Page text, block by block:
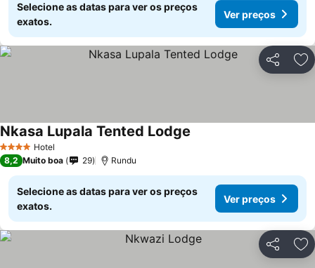
Selecione as datas para ver os preços
exatos.
Ver preços
Partilhar
4 EstrelasHotel
Nkasa Lupala Tented Lodge
8,2 Muito boa 29 Rundu
Selecione as datas para ver os preços
exatos.
Ver preços
Partilhar